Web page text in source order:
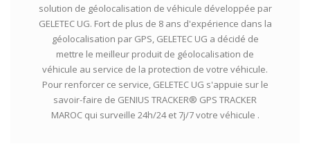
solution de géolocalisation de véhicule développée par
GELETEC UG. Fort de plus de 8 ans d'expérience dans la
géolocalisation par GPS, GELETEC UG a décidé de
mettre le meilleur produit de géolocalisation de
véhicule au service de la protection de votre véhicule.
Pour renforcer ce service, GELETEC UG s'appuie sur le
savoir-faire de GENIUS TRACKER® GPS TRACKER
MAROC qui surveille 24h/24 et 7j/7 votre véhicule .